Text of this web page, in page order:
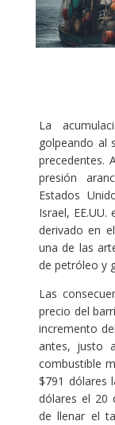
La
golpeando al
precedentes.
presión
Estados
Israel,
derivado en
una de las
de petróleo y
Las
precio del
incremento
antes, justo
combustible
$791 dólares
dólares el 20
de llenar el